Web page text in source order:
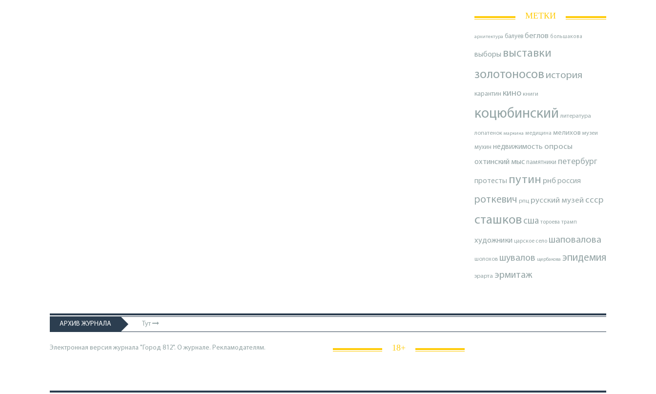
МЕТКИ
архитектура балуев беглов большакова
выборы выставки
золотоносов история
карантин кино книги
коцюбинский литература
лопатенок маркина медицина мелихов музеи
мухин недвижимость опросы
охтинский мыс памятники петербург
протесты путин рнброссия
роткевич рпц русский музей ссср
сташков сша тороева трамп
художники царское село шаповалова
шолохов шувалов щербакова эпидемия
эрарта эрмитаж
АРХИВ ЖУРНАЛА Тут
Электронная версия журнала "Город 812". О журнале. Рекламодателям. 18+